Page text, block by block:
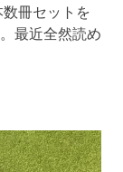
冊セットを
最近全然読め